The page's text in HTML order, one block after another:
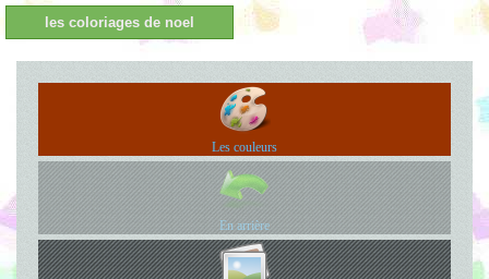
les coloriages de noel
Les couleurs
En arrière